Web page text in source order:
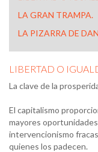
LA GRAN TRAMPA.
LA PIZARRA DE
LIBERTAD O
La clave de la
El capitalismo
mayores
intervencionismo
quienes los padecen.